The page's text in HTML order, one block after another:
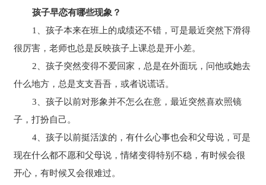
孩子早恋有哪些现象？
1、孩子本来在班上的成绩还不错，可是最近突然下滑得
很厉害，老师也总是反映孩子上课总是开小差。
2、孩子突然变得不爱回家，总是在外面玩，问他或她去
什么地方，总是支支吾吾，或者说谎话。
3、孩子以前对形象并不怎么在意，最近突然喜欢照镜
子，打扮自己。
4、孩子以前挺活泼的，有什么心事也会和父母说，可是
现在什么都不愿和父母说，情绪变得特别不稳，有时候会很
开心，有时候又会很难过。